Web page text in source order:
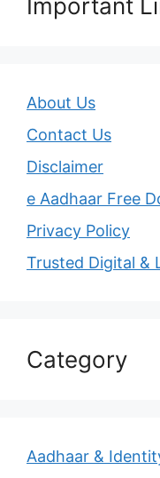
Important
About Us
Contact Us
Disclaimer
e Aadhaar Free
Privacy Policy
Trusted Digital &
Category
Aadhaar &